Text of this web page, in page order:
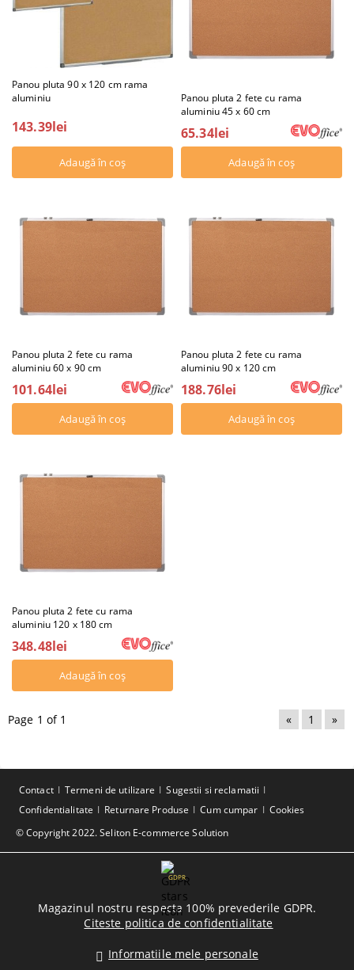
Panou pluta 90 x 120 cm rama
aluminiu
143.39lei
Panou pluta 2 fete cu rama
aluminiu 45 x 60 cm
65.34lei
Panou pluta 2 fete cu rama
aluminiu 60 x 90 cm
101.64lei
Panou pluta 2 fete cu rama
aluminiu 90 x 120 cm
188.76lei
Panou pluta 2 fete cu rama
aluminiu 120 x 180 cm
348.48lei
Page 1 of 1 « 1 »
© Copyright 2022. Seliton E-commerce Solution
Contact Termeni de utilizare
Sugestii si reclamatii
Confidentialitate
Returnare Produse Cum cumpar Cookies
GDPR
Magazinul nostru respecta 100% prevederile GDPR.
Citeste politica de confidentialitate
Informatiile mele personale